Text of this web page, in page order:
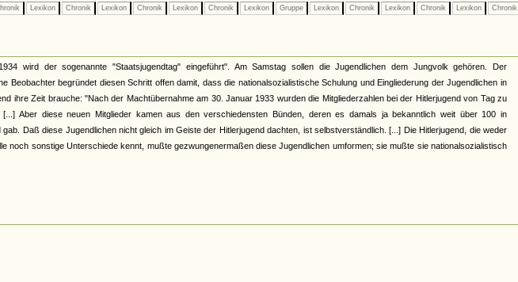
Lexikon Chronik Lexikon Chronik Lexikon Chronik Lexikon Gruppe Lexikon Chronik Lexikon Chronik Lexikon Chronik
wird der sogenannte "Staatsjugendtag" eingeführt". Am Samstag sollen die Jugendlichen dem Jungvolk gehören. Der
Beobachter begründet diesen Schritt offen damit, dass die nationalsozialistische Schulung und Eingliederung der Jugendlichen in
ihre Zeit brauche: "Nach der Machtübernahme am 30. Januar 1933 wurden die Mitgliederzahlen bei der Hitlerjugend von Tag zu
[...] Aber diese neuen Mitglieder kamen aus den verschiedensten Bünden, deren es damals ja bekanntlich weit über 100 in
gab. Daß diese Jugendlichen nicht gleich im Geiste der Hitlerjugend dachten, ist selbstverständlich. [...] Die Hitlerjugend, die weder
noch sonstige Unterschiede kennt, mußte gezwungenermaßen diese Jugendlichen umformen; sie mußte sie nationalsozialistisch